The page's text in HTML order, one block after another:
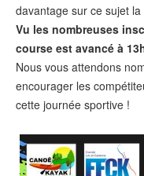
davantage sur ce sujet
Vu les nombreuses
course est avancé à
Nous vous attendons
encourager les
cette journée sportive !